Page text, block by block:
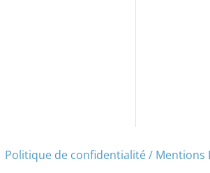
Politique de confidentialité / Mentions